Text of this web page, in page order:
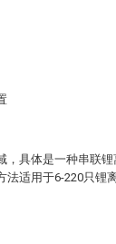
，具体是一种串联
适用于6-220只锂